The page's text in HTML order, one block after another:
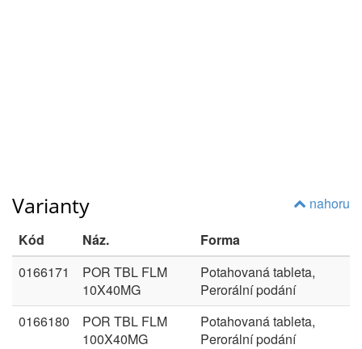
nahoru
Varianty
Kód Náz.
Forma
0166171
POR TBL FLM
10X40MG
Potahovaná tableta,
Perorální podání
0166180
POR TBL FLM
100X40MG
Potahovaná tableta,
Perorální podání